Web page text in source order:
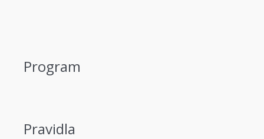
Program
Pravidla